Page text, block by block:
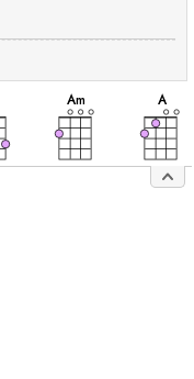
Am
hợp
A
hợp